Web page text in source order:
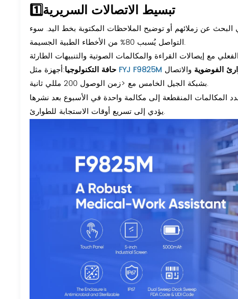
1️⃣تبسيط الاتصالات السريرية
وردية عمل في البحث عن زملائهم أو توضيح الملاحظات المكتوبة بخط اليد. سوء
التواصل يُسبب 80% من الأخطاء الطبية الجسيمة.
حافة التكنولوجيا FYJ F9825M الفوضوية والاتصال
بشبكة الجيل الخامس مع <زمن الوصول 200 مللي ثانية.
يؤدي إلى تسريع أوقات الاستجابة للطوارئ.